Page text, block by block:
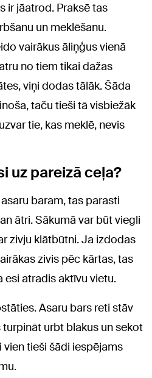
ir jāatrod. Praksē tas
un meklēšanu.
vairākus āliņģus vienā
no tiem tikai dažas
viņi dodas tālāk. Šāda
taču tieši tā visbiežāk
tie, kas meklē, nevis
uz pareizā ceļa?
baram, tas parasti
ātri. Sākumā var būt viegli
zivju klātbūtni. Ja izdodas
zivis pēc kārtas, tas
esi atradis aktīvu vietu.
Asaru bars reti stāv
urbt blakus un sekot
vien tieši šādi iespējams